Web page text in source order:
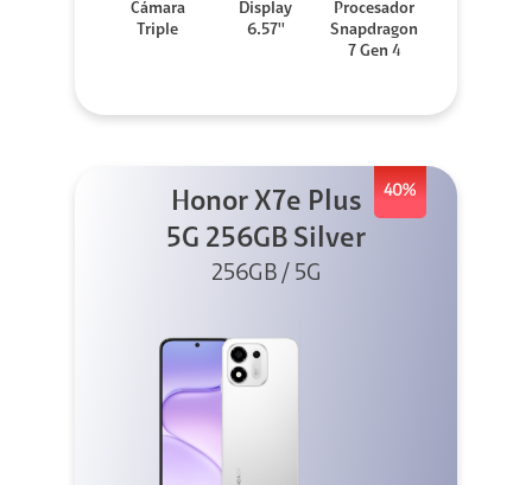
Cámara
Triple
Display
6.57''
Procesador
Snapdragon
7 Gen 4
40%
Honor X7e Plus
5G 256GB Silver
256GB / 5G